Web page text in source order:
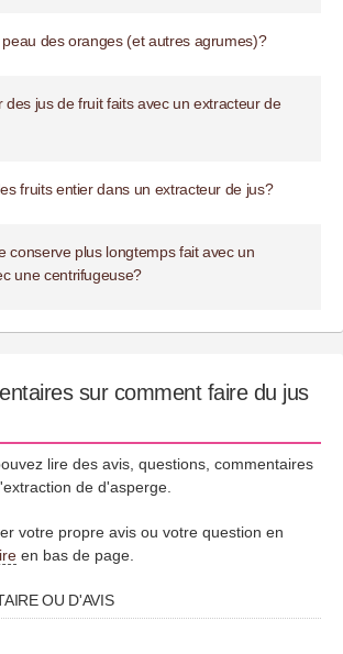
des oranges (et autres agrumes)?
des jus de fruit faits avec un extracteur de
fruits entier dans un extracteur de jus?
conserve plus longtemps fait avec un
une centrifugeuse?
sur comment faire du jus
lire des avis, questions, commentaires
de d'asperge.
votre propre avis ou votre question en
en bas de page.
OU D'AVIS